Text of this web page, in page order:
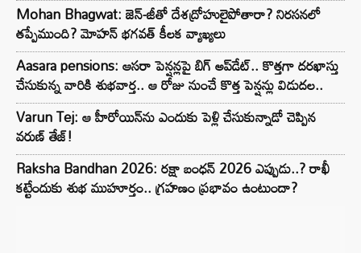
Mohan Bhagwat: జెన్-జీతో దేశద్రోహులైపోతారా? నిరసనలో
తప్పేముంది? మోహన్ భగవత్ కీలక వ్యాఖ్యలు
Aasara pensions: ఆసరా పెన్షన్లపై బిగ్ అప్‌డేట్.. కొత్తగా దరఖాస్తు
చేసుకున్న వారికి శుభవార్త.. ఆ రోజు నుంచే కొత్త పెన్షన్లు విడుదల..
Varun Tej: ఆ హీరోయిన్‌ను ఎందుకు పెళ్లి చేసుకున్నాడో చెప్పిన
వరుణ్ తేజ్!
Raksha Bandhan 2026: రక్షా బంధన్ 2026 ఎప్పుడు..? రాఖీ
కట్టేందుకు శుభ ముహూర్తం.. గ్రహణం ప్రభావం ఉంటుందా?